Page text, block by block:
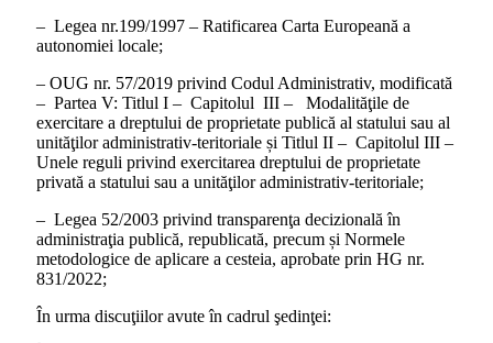
– Legea nr.199/1997 – Ratificarea Carta Europeană a
autonomiei locale;
– OUG nr. 57/2019 privind Codul Administrativ, modificată
– Partea V: Titlul I – Capitolul III – Modalităţile de
exercitare a dreptului de proprietate publică al statului sau al
unităţilor administrativ-teritoriale și Titlul II – Capitolul III –
Unele reguli privind exercitarea dreptului de proprietate
privată a statului sau a unităţilor administrativ-teritoriale;
– Legea 52/2003 privind transparenţa decizională în
administraţia publică, republicată, precum și Normele
metodologice de aplicare a cesteia, aprobate prin HG nr.
831/2022;
În urma discuţiilor avute în cadrul şedinţei: